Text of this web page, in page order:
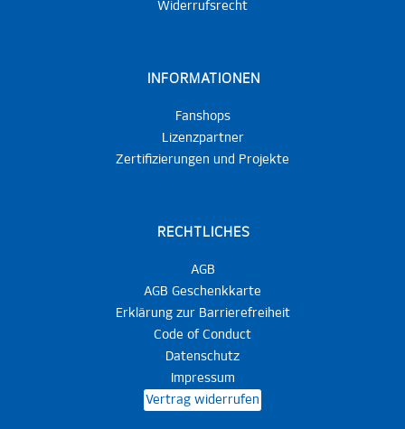
Widerrufsrecht
INFORMATIONEN
Fanshops
Lizenzpartner
Zertifizierungen und Projekte
RECHTLICHES
AGB
AGB Geschenkkarte
Erklärung zur Barrierefreiheit
Code of Conduct
Datenschutz
Impressum
Vertrag widerrufen